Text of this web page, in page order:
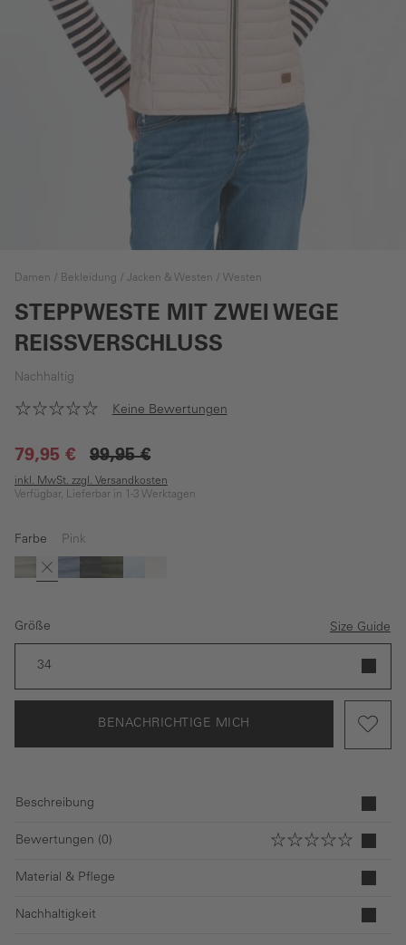
Damen Bekleidung Jacken & Westen Westen
STEPPWESTE MIT ZWEI WEGE
REISSVERSCHLUSS
Nachhaltig
Keine Bewertungen
79,95 € 99,95 €
inkl. MwSt. zzgl. Versandkosten
Verfügbar, Lieferbar in 1-3 Werktagen
Farbe Pink
GrünPink
(Diese Option ist zurzeit nicht verfügbar.)
BlauSchwarzDunkelgrün
Größe Size Guide
34
BENACHRICHTIGE MICH
Beschreibung
Bewertungen (0)
Material & Pflege
Nachhaltigkeit